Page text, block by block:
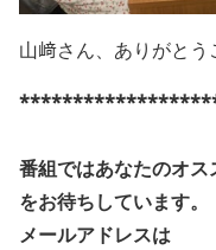
山﨑さん、ありがとう
番組ではあなたのオ
をお待ちしています。
メールアドレスは